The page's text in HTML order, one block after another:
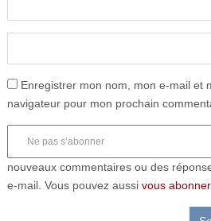
Enregistrer mon nom, mon e-mail et
navigateur pour mon prochain
nouveaux commentaires ou des
e-mail. Vous pouvez aussi vous abonner